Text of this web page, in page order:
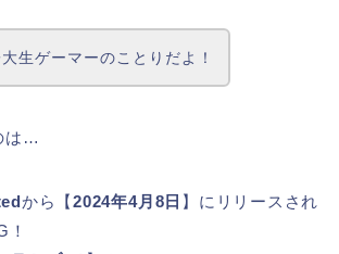
生ゲーマーのことりだよ！
は…
から【2024年4月8日 】にリリースされ
！